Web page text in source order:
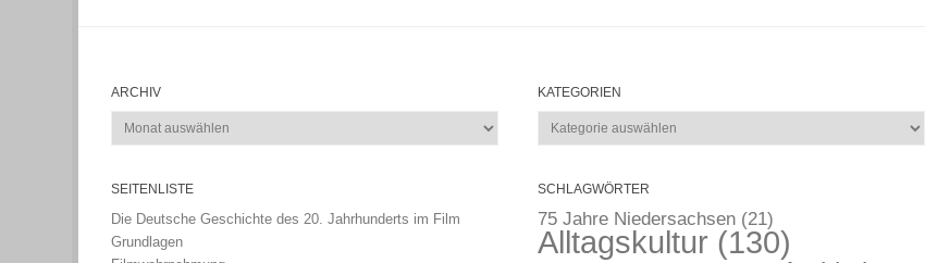
ARCHIV
Archiv
SEITENLISTE
Die Deutsche Geschichte des 20. Jahrhunderts im Film
Grundlagen
KATEGORIEN
Kategorien
SCHLAGWÖRTER
75 Jahre Niedersachsen (21)
Alltagskultur (130)